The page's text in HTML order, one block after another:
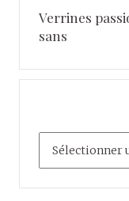
Verrines
sans